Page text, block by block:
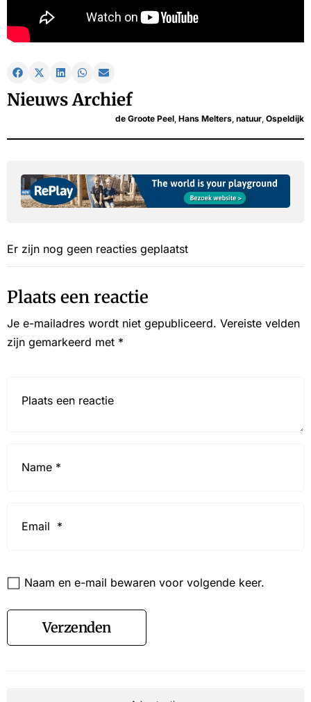
Nieuws Archief
de Groote Peel, Hans Melters, natuur, Ospeldijk
Er zijn nog geen reacties geplaatst
Plaats een reactie
Je e-mailadres wordt niet gepubliceerd. Vereiste velden
zijn gemarkeerd met *
Naam en e-mail bewaren voor volgende keer.
Verzenden